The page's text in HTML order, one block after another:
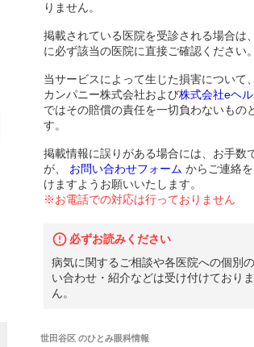
りません。
掲載されている医院を受診される場合は
に必ず該当の医院に直接ご確認ください。
当サービスによって生じた損害について
カンパニー株式会社および株式会社eヘ
ではその賠償の責任を一切負わないもの
す。
掲載情報に誤りがある場合には、お手数
が、
お問い合わせフォーム からご連絡
けますようお願いいたします。
※お電話での対応は行っておりません
必ずお読みください
病気に関するご相談や各医院への個別
い合わせ・紹介などは受け付けており
ん。
世田谷区のひとみ眼科情報